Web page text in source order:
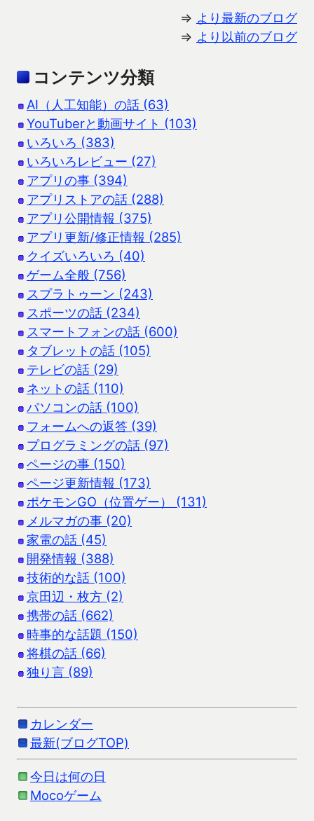
⇒ より最新のブログ
⇒ より以前のブログ
コンテンツ分類
AI（人工知能）の話 (63)
YouTuberと動画サイト (103)
いろいろ (383)
いろいろレビュー (27)
アプリの事 (394)
アプリストアの話 (288)
アプリ公開情報 (375)
アプリ更新/修正情報 (285)
クイズいろいろ (40)
ゲーム全般 (756)
スプラトゥーン (243)
スポーツの話 (234)
スマートフォンの話 (600)
タブレットの話 (105)
テレビの話 (29)
ネットの話 (110)
パソコンの話 (100)
フォームへの返答 (39)
プログラミングの話 (97)
ページの事 (150)
ページ更新情報 (173)
ポケモンGO（位置ゲー） (131)
メルマガの事 (20)
家電の話 (45)
開発情報 (388)
技術的な話 (100)
京田辺・枚方 (2)
携帯の話 (662)
時事的な話題 (150)
将棋の話 (66)
独り言 (89)
カレンダー
最新(ブログTOP)
今日は何の日
Mocoゲーム